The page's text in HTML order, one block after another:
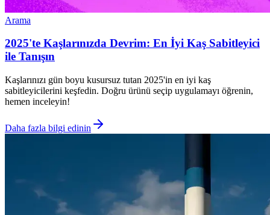
Arama
2025'te Kaşlarınızda Devrim: En İyi Kaş Sabitleyici
ile Tanışın
Kaşlarınızı gün boyu kusursuz tutan 2025'in en iyi kaş
sabitleyicilerini keşfedin. Doğru ürünü seçip uygulamayı öğrenin,
hemen inceleyin!
Daha fazla bilgi edinin